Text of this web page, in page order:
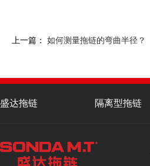
上一篇： 如何测量拖链的弯曲半径？
盛达拖链 隔离型拖链
联系盛达